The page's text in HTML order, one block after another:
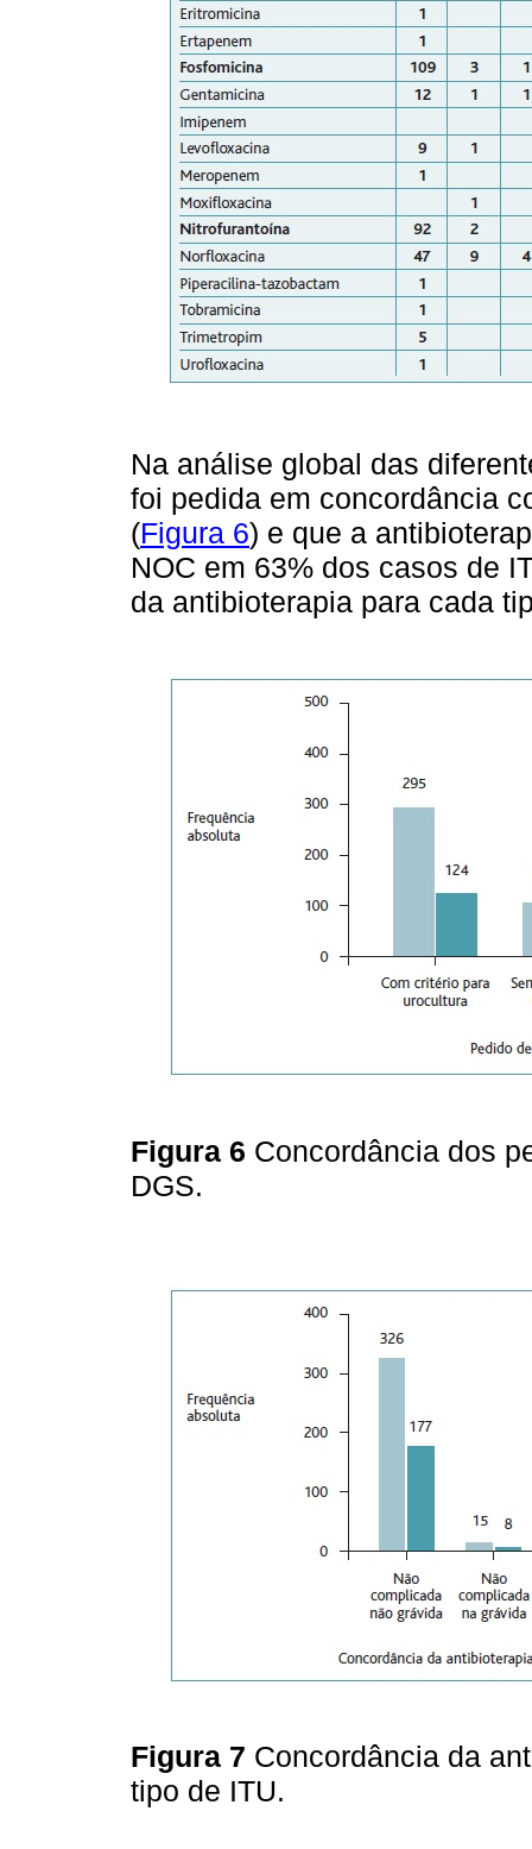
Na análise global das
foi pedida em concordância
(Figura 6) e que a
NOC em 63% dos casos de
da antibioterapia para cada
Figura 6 Concordância dos
DGS.
Figura 7 Concordância da
tipo de ITU.